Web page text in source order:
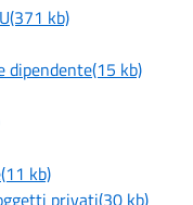
kb)
dipendente(15 kb)
kb)
privati(30 kb)